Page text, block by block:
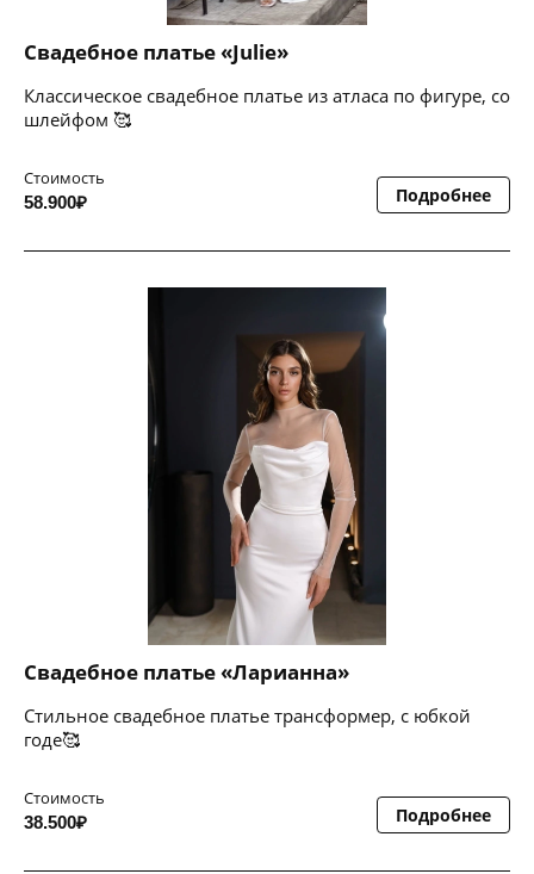
Свадебное платье «Julie»
Классическое свадебное платье из атласа по фигуре, со
шлейфом 🥰
Стоимость
58.900₽ Подробнее
Свадебное платье «Ларианна»
Стильное свадебное платье трансформер, с юбкой
годе🥰
Стоимость
38.500₽ Подробнее